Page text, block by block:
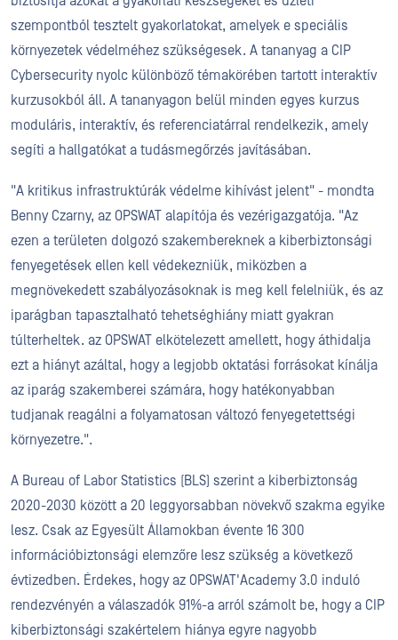
szempontból tesztelt gyakorlatokat, amelyek e speciális
környezetek védelméhez szükségesek. A tananyag a CIP
Cybersecurity nyolc különböző témakörében tartott interaktív
kurzusokból áll. A tananyagon belül minden egyes kurzus
moduláris, interaktív, és referenciatárral rendelkezik, amely
segíti a hallgatókat a tudásmegőrzés javításában.
"A kritikus infrastruktúrák védelme kihívást jelent" - mondta
Benny Czarny, az OPSWAT alapítója és vezérigazgatója. "Az
ezen a területen dolgozó szakembereknek a kiberbiztonsági
fenyegetések ellen kell védekezniük, miközben a
megnövekedett szabályozásoknak is meg kell felelniük, és az
iparágban tapasztalható tehetséghiány miatt gyakran
túlterheltek. az OPSWAT elkötelezett amellett, hogy áthidalja
ezt a hiányt azáltal, hogy a legjobb oktatási forrásokat kínálja
az iparág szakemberei számára, hogy hatékonyabban
tudjanak reagálni a folyamatosan változó fenyegetettségi
környezetre.".
A Bureau of Labor Statistics (BLS) szerint a kiberbiztonság
2020-2030 között a 20 leggyorsabban növekvő szakma egyike
lesz. Csak az Egyesült Államokban évente 16 300
információbiztonsági elemzőre lesz szükség a következő
évtizedben. Érdekes, hogy az OPSWAT'Academy 3.0 induló
rendezvényén a válaszadók 91%-a arról számolt be, hogy a CIP
kiberbiztonsági szakértelem hiánya egyre nagyobb